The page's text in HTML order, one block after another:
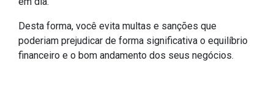
Desta forma, você evita multas e sanções que
poderiam prejudicar de forma significativa o equilíbrio
financeiro e o bom andamento dos seus negócios.